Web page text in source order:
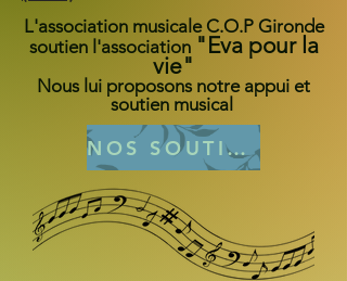
L'association musicale C.O.P Gironde
soutien l'association "Eva pour la
vie"
Nous lui proposons notre appui et
soutien musical
NOS SOUTIENS